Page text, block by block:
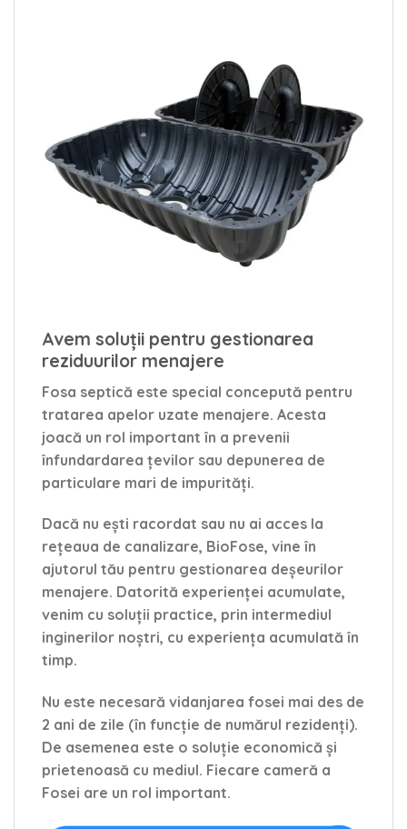
Avem soluții pentru gestionarea
reziduurilor menajere
Fosa septică este special concepută pentru
tratarea apelor uzate menajere. Acesta
joacă un rol important în a prevenii
înfundardarea țevilor sau depunerea de
particulare mari de impurități.
Dacă nu ești racordat sau nu ai acces la
rețeaua de canalizare, BioFose, vine în
ajutorul tău pentru gestionarea deșeurilor
menajere. Datorită experienței acumulate,
venim cu soluții practice, prin intermediul
inginerilor noștri, cu experiența acumulată în
timp.
Nu este necesară vidanjarea fosei mai des de
2 ani de zile (în funcție de numărul rezidenți).
De asemenea este o soluție economică și
prietenoasă cu mediul. Fiecare cameră a
Fosei are un rol important.